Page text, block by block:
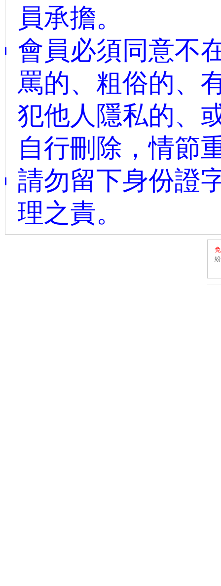
員承擔。
會員必須同意不
罵的、粗俗的、
犯他人隱私的、
自行刪除，情節
請勿留下身份證
理之責。